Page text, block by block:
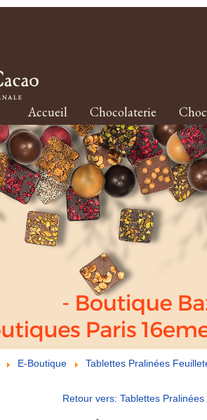
Accueil Chocolaterie
E-Boutique Tablettes Pralinées
Retour vers: Tablettes